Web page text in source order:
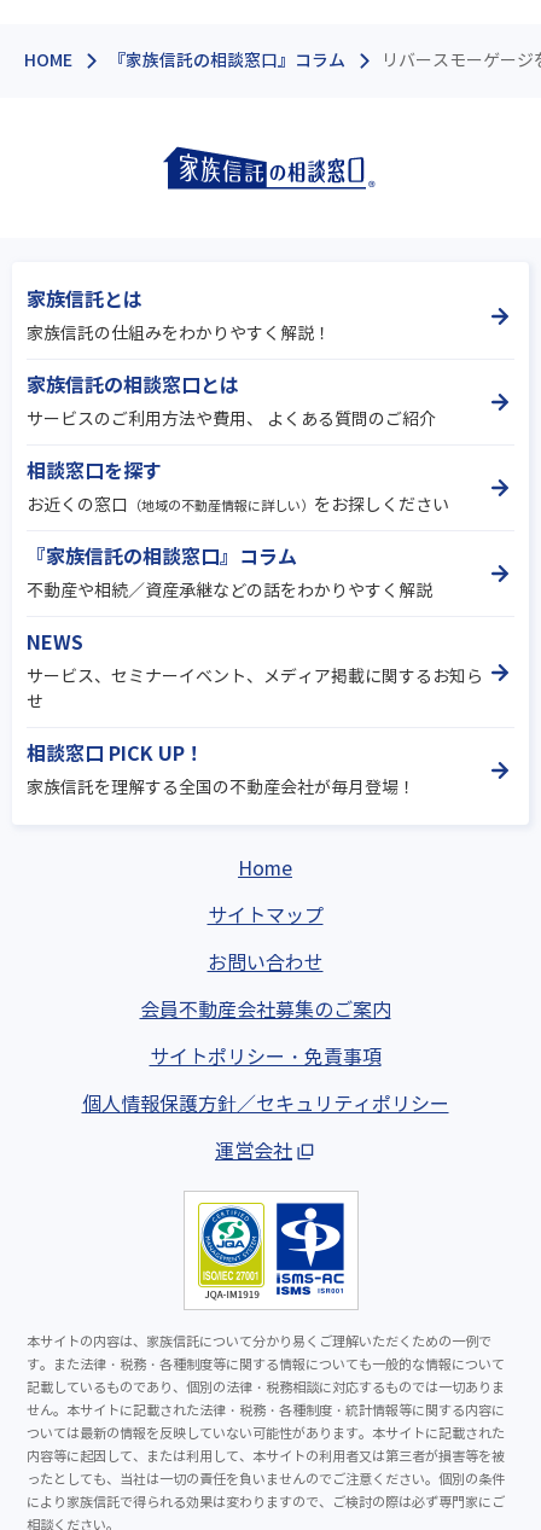
HOME 『家族信託の相談窓口』コラム リバースモーゲー
家族信託とは
家族信託の仕組みをわかりやすく解説！
家族信託の相談窓口とは
サービスのご利用方法や費用、 よくある質問のご紹介
相談窓口を探す
お近くの窓口 （地域の不動産情報に詳しい） をお探しください
『家族信託の相談窓口』コラム
不動産や相続／資産承継などの話をわかりやすく解説
NEWS
サービス、セミナーイベント、メディア掲載に関するお知ら
せ
相談窓口 PICK UP！
家族信託を理解する全国の不動産会社が毎月登場！
Home
サイトマップ
お問い合わせ
会員不動産会社募集のご案内
サイトポリシー・免責事項
個人情報保護方針／セキュリティポリシー
運営会社
本サイトの内容は、家族信託について分かり易くご理解いただくための一例で
す。また法律・税務・各種制度等に関する情報についても一般的な情報について
記載しているものであり、個別の法律・税務相談に対応するものでは一切ありま
せん。本サイトに記載された法律・税務・各種制度・統計情報等に関する内容に
ついては最新の情報を反映していない可能性があります。本サイトに記載された
内容等に起因して、または利用して、本サイトの利用者又は第三者が損害等を被
ったとしても、当社は一切の責任を負いませんのでご注意ください。個別の条件
により家族信託で得られる効果は変わりますので、ご検討の際は必ず専門家にご
相談ください。